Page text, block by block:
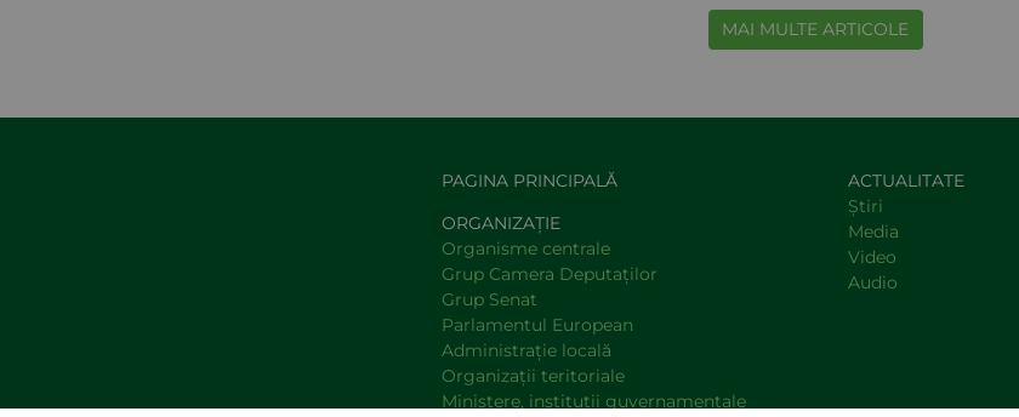
MAI MULTE ARTICOLE
PAGINA PRINCIPALĂ
ORGANIZAȚIE
Organisme centrale
Grup Camera Deputaţilor
Grup Senat
Parlamentul European
Administraţie locală
Organizaţii teritoriale
Ministere, instituţii guvernamentale
ACTUALITATE
Știri
Media
Video
Audio